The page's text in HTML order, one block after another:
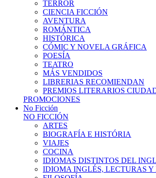
TERROR
CIENCIA FICCIÓN
AVENTURA
ROMÁNTICA
HISTÓRICA
CÓMIC Y NOVELA GRÁFICA
POESÍA
TEATRO
MÁS VENDIDOS
LIBRERIAS RECOMIENDAN
PREMIOS LITERARIOS
PROMOCIONES
No Ficción
NO FICCIÓN
ARTES
BIOGRAFÍA E HISTÓRIA
VIAJES
COCINA
IDIOMAS DISTINTOS DEL
IDIOMA INGLÉS, LECTURAS Y